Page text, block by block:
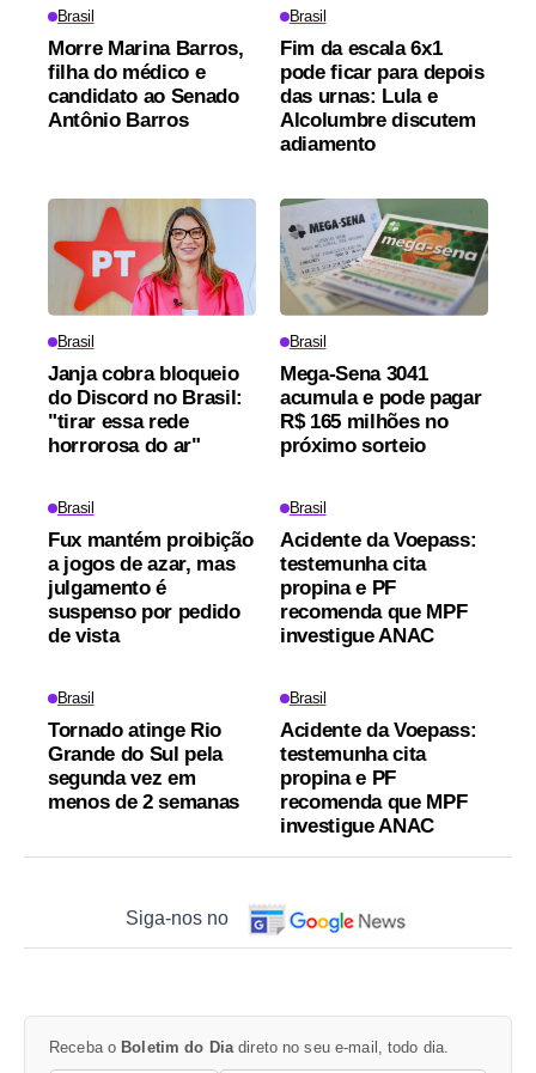
Brasil
Morre Marina Barros,
filha do médico e
candidato ao Senado
Antônio Barros
Brasil
Fim da escala 6x1
pode ficar para depois
das urnas: Lula e
Alcolumbre discutem
adiamento
Brasil
Janja cobra bloqueio
do Discord no Brasil:
"tirar essa rede
horrorosa do ar"
Brasil
Mega-Sena 3041
acumula e pode pagar
R$ 165 milhões no
próximo sorteio
Brasil
Fux mantém proibição
a jogos de azar, mas
julgamento é
suspenso por pedido
de vista
Brasil
Acidente da Voepass:
testemunha cita
propina e PF
recomenda que MPF
investigue ANAC
Brasil
Tornado atinge Rio
Grande do Sul pela
segunda vez em
menos de 2 semanas
Brasil
Acidente da Voepass:
testemunha cita
propina e PF
recomenda que MPF
investigue ANAC
Siga-nos no
Receba o Boletim do Dia direto no seu e-mail, todo dia.